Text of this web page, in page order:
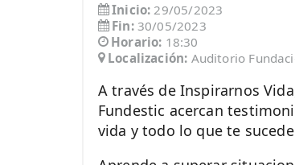
Inicio: 29/05/2023
Fin: 30/05/2023
Horario: 18:30
Localización: Auditorio
A través de Inspirarnos
Fundestic acercan
vida y todo lo que te